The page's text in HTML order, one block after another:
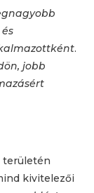
.
jobb
területén
kivitelezői